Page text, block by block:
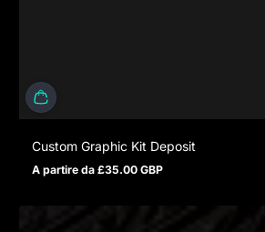
Custom Graphic Kit Deposit
Prezzo normale
A partire da £35.00 GBP